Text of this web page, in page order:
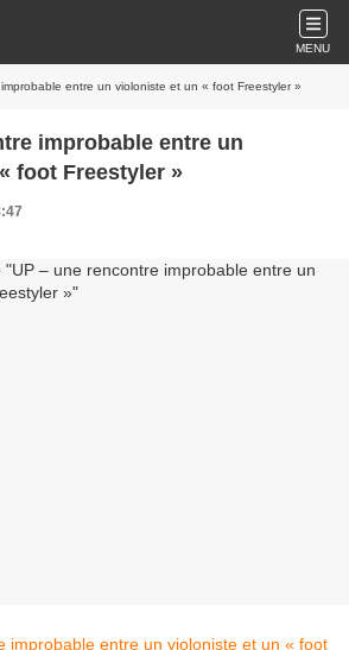
MENU
entre un violoniste et un « foot Freestyler »
improbable entre un
foot Freestyler »